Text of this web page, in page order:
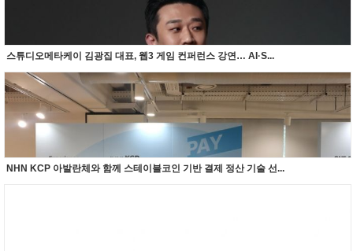
스튜디오메타케이 김광집 대표, 웹3 게임 컨퍼런스 강연… AI·S...
NHN KCP 아발란체와 함께 스테이블코인 기반 결제 정산 기술 선...